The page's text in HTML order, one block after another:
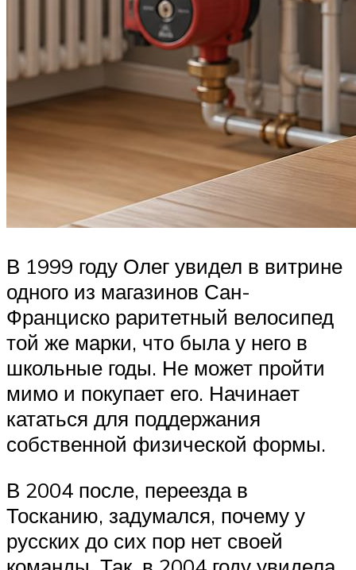
В 1999 году Олег увидел в витрине
одного из магазинов Сан-
Франциско раритетный велосипед
той же марки, что была у него в
школьные годы. Не может пройти
мимо и покупает его. Начинает
кататься для поддержания
собственной физической формы.
В 2004 после, переезда в
Тосканию, задумался, почему у
русских до сих пор нет своей